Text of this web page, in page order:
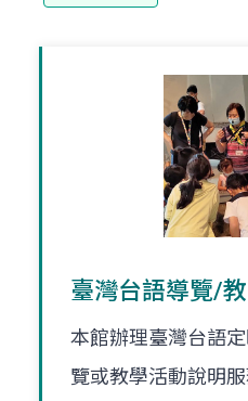
臺灣台語導覽/
本館辦理臺灣台語
覽或教學活動說明